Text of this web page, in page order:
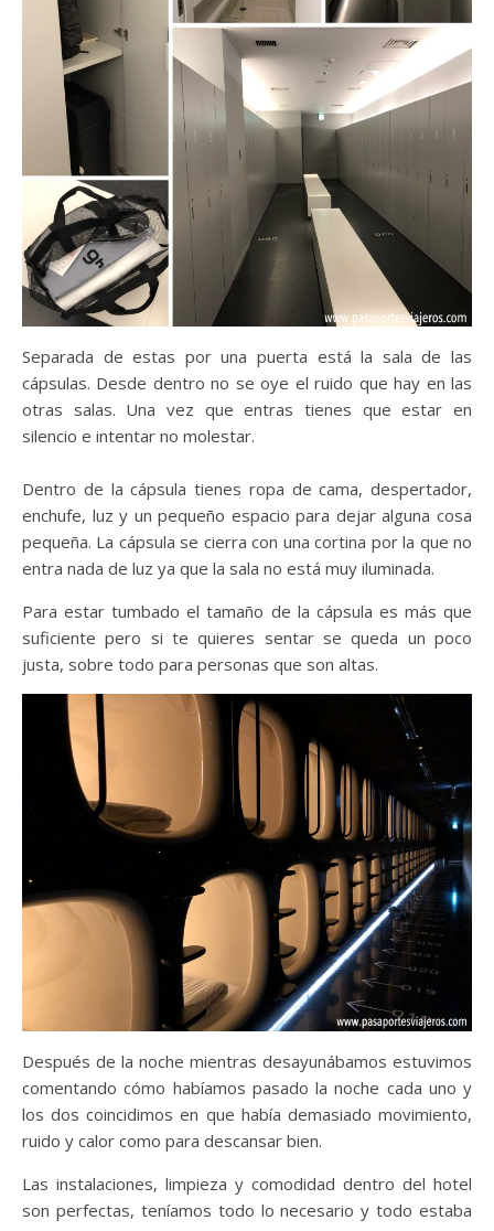
Separada de estas por una puerta está la sala de las
cápsulas. Desde dentro no se oye el ruido que hay en las
otras salas. Una vez que entras tienes que estar en
silencio e intentar no molestar.
Dentro de la cápsula tienes ropa de cama, despertador,
enchufe, luz y un pequeño espacio para dejar alguna cosa
pequeña. La cápsula se cierra con una cortina por la que no
entra nada de luz ya que la sala no está muy iluminada.
Para estar tumbado el tamaño de la cápsula es más que
suficiente pero si te quieres sentar se queda un poco
justa, sobre todo para personas que son altas.
Después de la noche mientras desayunábamos estuvimos
comentando cómo habíamos pasado la noche cada uno y
los dos coincidimos en que había demasiado movimiento,
ruido y calor como para descansar bien.
Las instalaciones, limpieza y comodidad dentro del hotel
son perfectas, teníamos todo lo necesario y todo estaba